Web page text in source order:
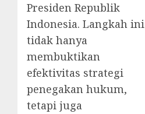
Presiden Republik
Indonesia. Langkah ini
tidak hanya
membuktikan
efektivitas strategi
penegakan hukum,
tetapi juga